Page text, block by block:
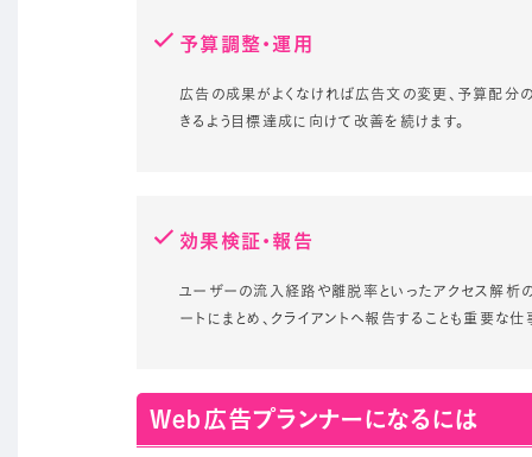
予算調整・運用
広告の成果がよくなければ広告文の変更、予算配分
きるよう目標達成に向けて改善を続けます。
効果検証・報告
ユーザーの流入経路や離脱率といったアクセス解析
ートにまとめ、クライアントへ報告することも重要な仕
Web広告プランナーになるには